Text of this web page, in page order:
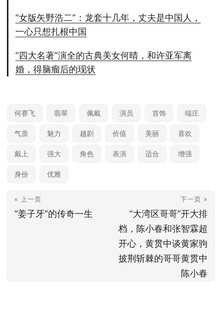
“女版矢野浩二”：龙套十几年，丈夫是中国人，
一心只想扎根中国
“四大名著”演全的古典美女何晴，和许亚军离
婚，得脑瘤后的现状
何赛飞 翡翠 佩戴 演员 首饰 端庄
气质 魅力 越剧 价值 美丽 喜欢
戴上 强大 角色 表演 适合 增强
身份 优雅
« 上一页
“姜子牙”的传奇一生
下一页 »
“大湾区哥哥”开大排
档，陈小春和张智霖超
开心，黄贯中谈黄家驹
披荆斩棘的哥哥黄贯中
陈小春